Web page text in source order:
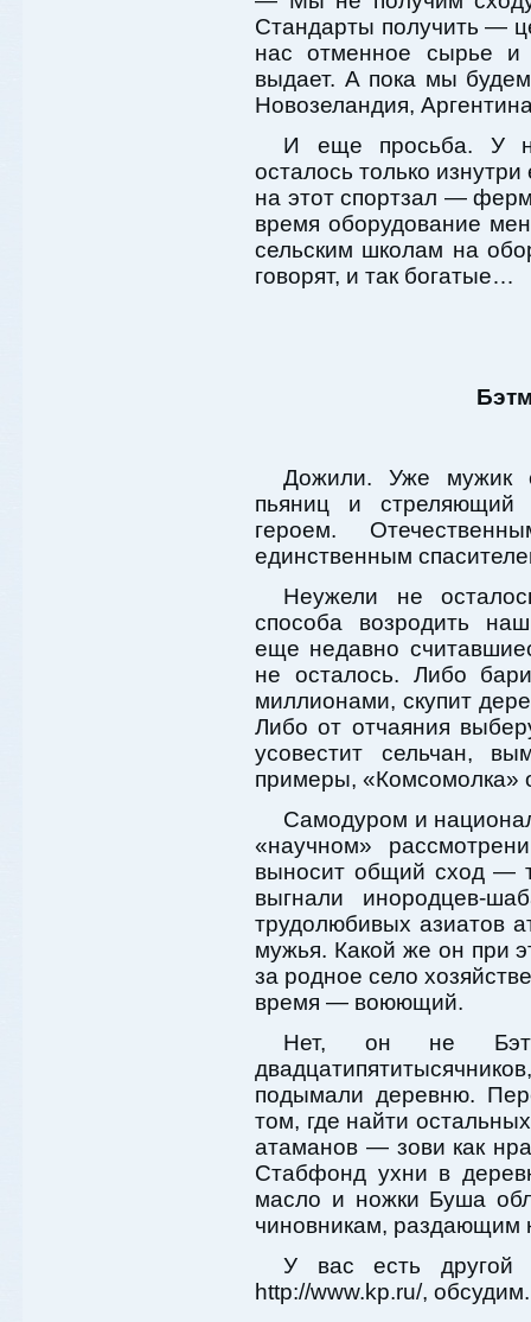
Стандарты получить —
нас отменное сырье и
выдает. А пока мы
Новозеландия,
И еще просьба. У
осталось только
на этот спортзал —
время оборудование
сельским школам на
говорят, и так богатые…
Дожили. Уже мужик
пьяниц и стреляющий
героем.
единственным
Неужели не
способа возродить
еще недавно
не осталось. Либо
миллионами, скупит
Либо от отчаяния
усовестит сельчан,
примеры, «Комсомолка»
Самодуром и
«научном»
выносит общий сход —
выгнали инородцев-
трудолюбивых азиатов
мужья. Какой же он при
за родное село
время — воюющий.
Нет, он не
подымали деревню.
том, где найти
атаманов — зови как
Стабфонд ухни в
масло и ножки Буша
чиновникам, раздающим
У вас есть
http://www.kp.ru/, обсудим.